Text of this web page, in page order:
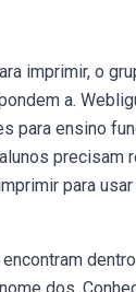
imprimir, o
a.
para ensino
para